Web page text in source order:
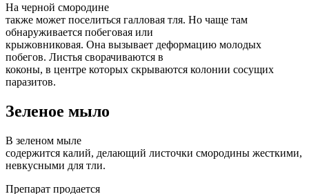
На черной смородине
также может поселиться галловая тля. Но чаще там
обнаруживается побеговая или
крыжовниковая. Она вызывает деформацию молодых
побегов. Листья сворачиваются в
коконы, в центре которых скрываются колонии сосущих
паразитов.
Зеленое мыло
В зеленом мыле
содержится калий, делающий листочки смородины жесткими,
невкусными для тли.
Препарат продается